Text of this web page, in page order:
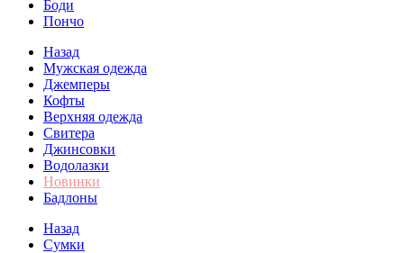
Боди
Пончо
Назад
Мужская одежда
Джемперы
Кофты
Верхняя одежда
Свитера
Джинсовки
Водолазки
Новинки
Бадлоны
Назад
Сумки